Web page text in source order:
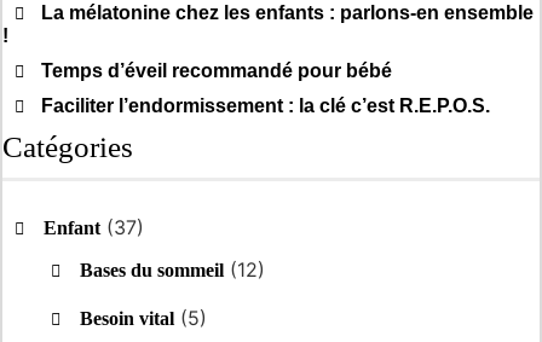
La mélatonine chez les enfants : parlons-en ensemble
!
Temps d’éveil recommandé pour bébé
Faciliter l’endormissement : la clé c’est R.E.P.O.S.
Catégories
Enfant (37)
Bases du sommeil (12)
Besoin vital (5)